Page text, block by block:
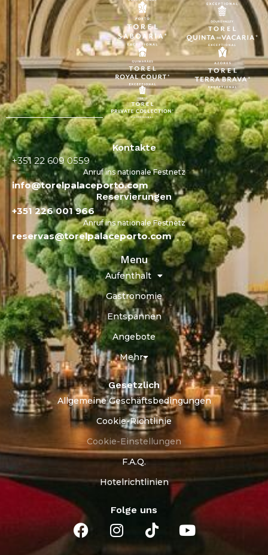
Kontakte
+351 22 609 0559
Anruf ins nationale Festnetz
info@torelpalaceporto.com
Reservierungen
+351 226 001 966
Anruf ins nationale Festnetz
reservas@torelpalaceporto.com
Menu
Aufenthalt
Gastronomie
Entspannen
Angebote
Mehr
Gesetzlich
Allgemeine Geschäftsbedingungen
Cookie-Richtlinie
Cookie-Einstellungen
F.A.Q.
Hotelrichtlinien
Folge uns